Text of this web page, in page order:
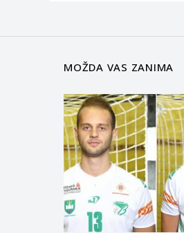
MOŽDA VAS ZANIMA